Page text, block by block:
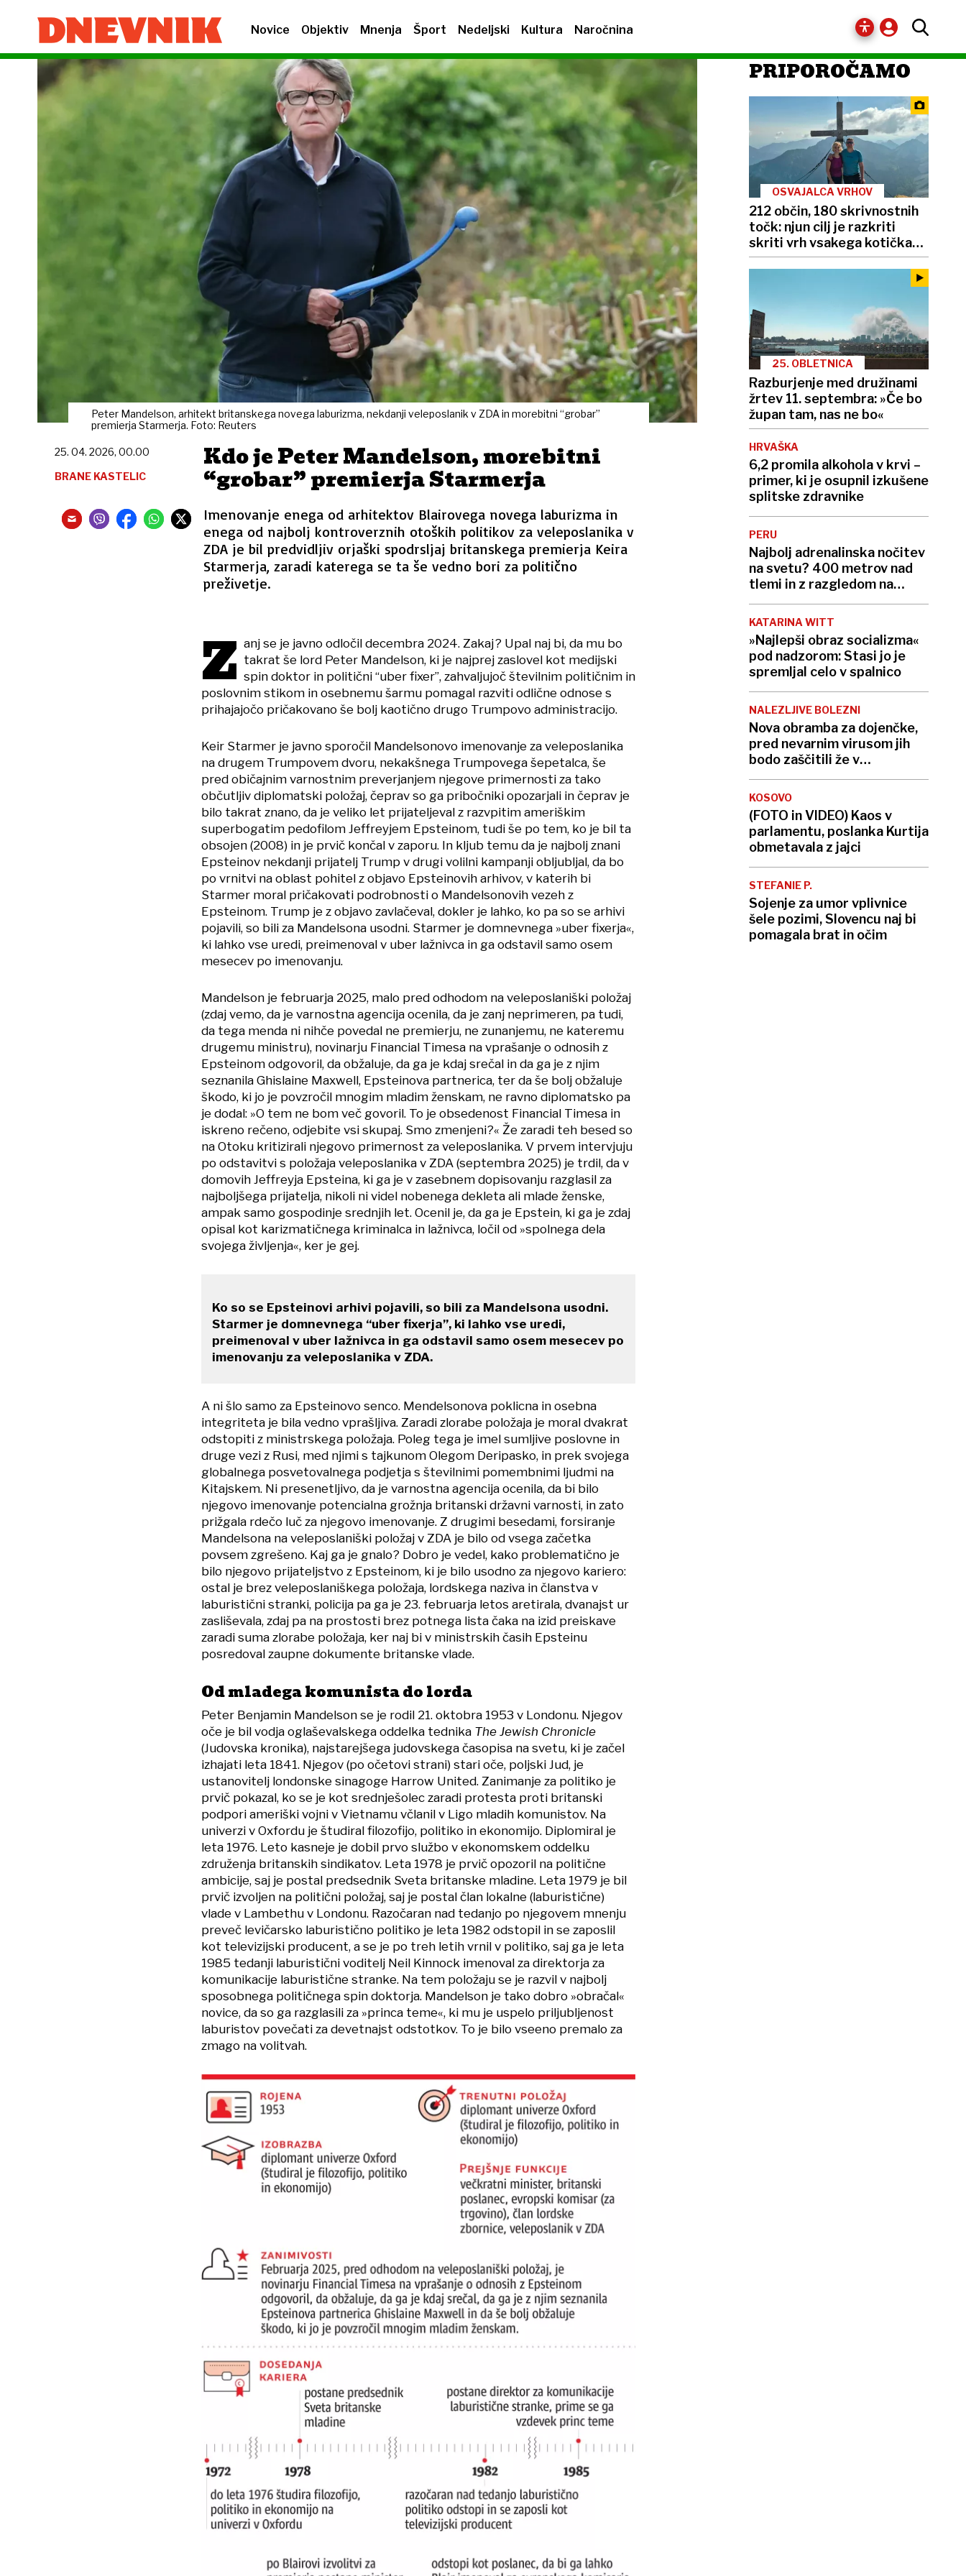
Novice Objektiv Mnenja Šport Nedeljski Kultura Naročnina
Peter Mandelson, arhitekt britanskega novega laburizma, nekdanji veleposlanik v ZDA in morebitni “grobar”
premierja Starmerja. Foto: Reuters
Kdo je Peter Mandelson, morebitni
“grobar” premierja Starmerja
Imenovanje enega od arhitektov Blairovega novega laburizma in
enega od najbolj kontroverznih otoških politikov za veleposlanika v
ZDA je bil predvidljiv orjaški spodrsljaj britanskega premierja Keira
Starmerja, zaradi katerega se ta še vedno bori za politično
preživetje.
25. 04. 2026, 00.00
BRANE KASTELIC
Z anj se je javno odločil decembra 2024. Zakaj? Upal naj bi, da mu bo
takrat še lord Peter Mandelson, ki je najprej zaslovel kot medijski
spin doktor in politični “uber fixer”, zahvaljujoč številnim političnim in
poslovnim stikom in osebnemu šarmu pomagal razviti odlične odnose s
prihajajočo pričakovano še bolj kaotično drugo Trumpovo administracijo.​
Keir Starmer je javno sporočil Mandelsonovo imenovanje za veleposlanika
na drugem Trumpovem dvoru, nekakšnega Trumpovega šepetalca, še
pred običajnim varnostnim preverjanjem njegove primernosti za tako
občutljiv diplomatski položaj, čeprav so ga pribočniki opozarjali in čeprav je
bilo takrat znano, da je veliko let prijateljeval z razvpitim ameriškim
superbogatim pedofilom Jeffreyjem Epsteinom, tudi še po tem, ko je bil ta
obsojen (2008) in je prvič končal v zaporu. In kljub temu da je najbolj znani
Epsteinov nekdanji prijatelj Trump v drugi volilni kampanji obljubljal, da bo
po vrnitvi na oblast pohitel z objavo Epsteinovih arhivov, v katerih bi
Starmer moral pričakovati podrobnosti o Mandelsonovih vezeh z
Epsteinom. Trump je z objavo zavlačeval, dokler je lahko, ko pa so se arhivi
pojavili, so bili za Mandelsona usodni. Starmer je domnevnega »uber fixerja«,
ki lahko vse uredi, preimenoval v uber lažnivca in ga odstavil samo osem
mesecev po imenovanju.
Mandelson je februarja 2025, malo pred odhodom na veleposlaniški položaj
(zdaj vemo, da je varnostna agencija ocenila, da je zanj neprimeren, pa tudi,
da tega menda ni nihče povedal ne premierju, ne zunanjemu, ne kateremu
drugemu ministru), novinarju Financial Timesa na vprašanje o odnosih z
Epsteinom odgovoril, da obžaluje, da ga je kdaj srečal in da ga je z njim
seznanila ​Ghislaine Maxwell, Epsteinova partnerica, ter da še bolj obžaluje
škodo, ki jo je povzročil mnogim mladim ženskam, ne ravno diplomatsko pa
je dodal: »O tem ne bom več govoril. To je obsedenost Financial Timesa in
iskreno rečeno, odjebite vsi skupaj. Smo zmenjeni?« Že zaradi teh besed so
na Otoku kritizirali njegovo primernost za veleposlanika. V prvem intervjuju
po odstavitvi s položaja veleposlanika v ZDA (septembra 2025) je trdil, da v
domovih Jeffreyja Epsteina, ki ga je v zasebnem dopisovanju razglasil za
najboljšega prijatelja, nikoli ni videl nobenega dekleta ali mlade ženske,
ampak samo gospodinje srednjih let. Ocenil je, da ga je Epstein, ki ga je zdaj
opisal kot karizmatičnega kriminalca in lažnivca, ločil od »spolnega dela
svojega življenja«, ker je gej.
Ko so se Epsteinovi arhivi pojavili, so bili za Mandelsona usodni.
Starmer je domnevnega “uber fixerja”, ki lahko vse uredi,
preimenoval v uber lažnivca in ga odstavil samo osem mesecev po
imenovanju za veleposlanika v ZDA.
A ni šlo samo za Epsteinovo senco. Mendelsonova poklicna in osebna
integriteta je bila vedno vprašljiva. Zaradi zlorabe položaja je moral dvakrat
odstopiti z ministrskega položaja. Poleg tega je imel sumljive poslovne in
druge vezi z Rusi, med njimi s tajkunom Olegom Deripasko, in prek svojega
globalnega posvetovalnega podjetja s številnimi pomembnimi ljudmi na
Kitajskem. Ni presenetljivo, da je varnostna agencija ocenila, da bi bilo
njegovo imenovanje potencialna grožnja britanski državni varnosti, in zato
prižgala rdečo luč za njegovo imenovanje. Z drugimi besedami, forsiranje
Mandelsona na veleposlaniški položaj v ZDA je bilo od vsega začetka
povsem zgrešeno. Kaj ga je gnalo? Dobro je vedel, kako problematično je
bilo njegovo prijateljstvo z Epsteinom, ki je bilo usodno za njegovo kariero:
ostal je brez veleposlaniškega položaja, lordskega naziva in članstva v
laburistični stranki, policija pa ga je 23. februarja letos aretirala, dvanajst ur
zasliševala, zdaj pa na prostosti brez potnega lista čaka na izid preiskave
zaradi suma zlorabe položaja, ker naj bi v ministrskih časih Epsteinu
posredoval zaupne dokumente britanske vlade.
Od mladega komunista do lorda
Peter Benjamin Mandelson se je rodil 21. oktobra 1953 v Londonu. Njegov
oče je bil vodja oglaševalskega oddelka tednika The Jewish Chronicle
(Judovska kronika), najstarejšega judovskega časopisa na svetu, ki je začel
izhajati leta 1841. Njegov (po očetovi strani) stari oče, poljski Jud, je
ustanovitelj londonske sinagoge Harrow United. Zanimanje za politiko je
prvič pokazal, ko se je kot srednješolec zaradi protesta proti britanski
podpori ameriški vojni v Vietnamu včlanil v Ligo mladih komunistov. Na
univerzi v Oxfordu je študiral filozofijo, politiko in ekonomijo. Diplomiral je
leta 1976. Leto kasneje je dobil prvo službo v ekonomskem oddelku
združenja britanskih sindikatov. Leta 1978 je prvič opozoril na politične
ambicije, saj je postal predsednik Sveta britanske mladine. Leta 1979 je bil
prvič izvoljen na politični položaj, saj je postal član lokalne (laburistične)
vlade v Lambethu v Londonu. Razočaran nad tedanjo po njegovem mnenju
preveč levičarsko laburistično politiko je leta 1982 odstopil in se zaposlil
kot televizijski producent, a se je po treh letih vrnil v politiko, saj ga je leta
1985 tedanji laburistični voditelj Neil Kinnock imenoval za direktorja za
komunikacije laburistične stranke. Na tem položaju se je razvil v najbolj
sposobnega političnega spin doktorja. Mandelson je tako dobro »obračal«
novice, da so ga razglasili za »princa teme«, ki mu je uspelo priljubljenost
laburistov povečati za devetnajst odstotkov. To je bilo vseeno premalo za
zmago na volitvah.
PRIPOROČAMO
OSVAJALCA VRHOV
212 občin, 180 skrivnostnih
točk: njun cilj je razkriti
skriti vrh vsakega kotička
Slovenije
25. OBLETNICA
Razburjenje med družinami
žrtev 11. septembra: »Če bo
župan tam, nas ne bo«
HRVAŠKA
6,2 promila alkohola v krvi –
primer, ki je osupnil izkušene
splitske zdravnike
PERU
Najbolj adrenalinska nočitev
na svetu? 400 metrov nad
tlemi in z razgledom na
globok prepad
KATARINA WITT
»Najlepši obraz socializma«
pod nadzorom: Stasi jo je
spremljal celo v spalnico
NALEZLJIVE BOLEZNI
Nova obramba za dojenčke,
pred nevarnim virusom jih
bodo zaščitili že v
porodnišnici
KOSOVO
(FOTO in VIDEO) Kaos v
parlamentu, poslanka Kurtija
obmetavala z jajci
STEFANIE P.
Sojenje za umor vplivnice
šele pozimi, Slovencu naj bi
pomagala brat in očim